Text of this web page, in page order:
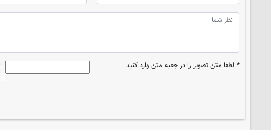
* لطفا متن تصویر را در جعبه متن وارد کنید